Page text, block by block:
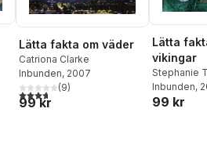
röster:
Lätta fakta om väder
Catriona Clarke
Inbunden, 2007
3,7utav 5 stjärnor. Totalt antal röster:
(9)
99 kr
Lätta
vikingar
Stephanie
Inbunden,
99 kr